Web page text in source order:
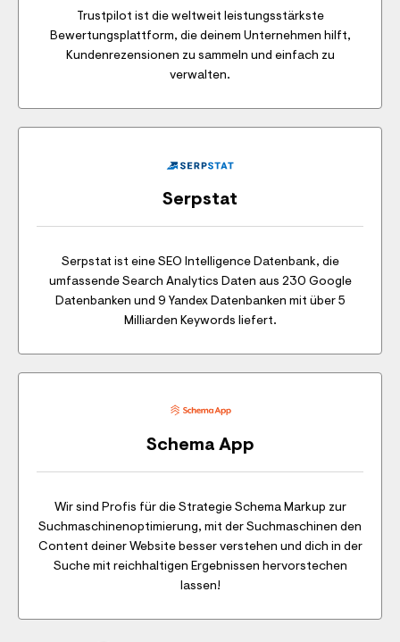
Trustpilot ist die weltweit leistungsstärkste
Bewertungsplattform, die deinem Unternehmen hilft,
Kundenrezensionen zu sammeln und einfach zu
verwalten.
Serpstat
Serpstat ist eine SEO Intelligence Datenbank, die
umfassende Search Analytics Daten aus 230 Google
Datenbanken und 9 Yandex Datenbanken mit über 5
Milliarden Keywords liefert.
Schema App
Wir sind Profis für die Strategie Schema Markup zur
Suchmaschinenoptimierung, mit der Suchmaschinen den
Content deiner Website besser verstehen und dich in der
Suche mit reichhaltigen Ergebnissen hervorstechen
lassen!